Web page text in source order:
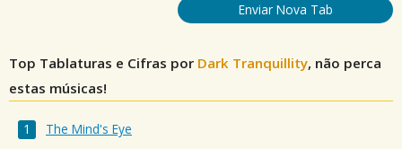
Enviar Nova Tab
Top Tablaturas e Cifras por Dark Tranquillity, não perca
estas músicas!
The Mind's Eye